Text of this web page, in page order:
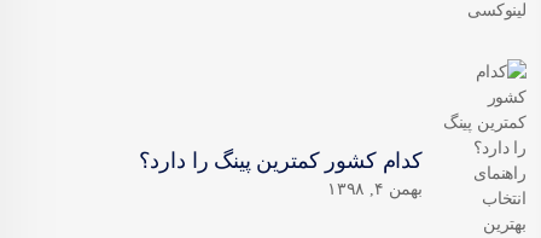
کدام کشور کمترین پینگ را دارد؟
بهمن ۴, ۱۳۹۸